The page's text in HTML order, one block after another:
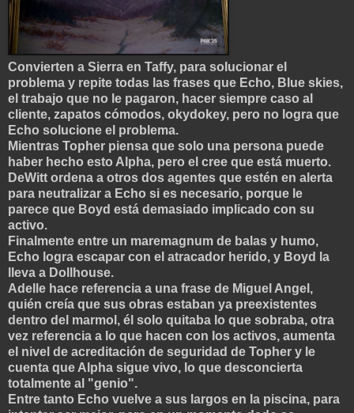
Convierten a Sierra en Taffy, para solucionar el
problema y repite todas las frases que Echo, Blue skies,
el trabajo que no le pagaron, hacer siempre caso al
cliente, zapatos cómodos, okydokey, pero no logra que
Echo solucione el problema.
Mientras Topher piensa que solo una persona puede
haber hecho esto Alpha, pero el cree que está muerto.
DeWitt ordena a otros dos agentes que estén en alerta
para neutralizar a Echo si es necesario, porque le
parece que Boyd está demasiado implicado con su
activo.
Finalmente entre un maremagnum de balas y humo,
Echo logra escapar con el atracador herido, y Boyd la
lleva a Dollhouse.
Adelle hace referencia a una frase de Miguel Angel,
quién creía que sus obras estaban ya preexistentes
dentro del marmol, él solo quitaba lo que sobraba, otra
vez referencia a lo que hacen con los activos, aumenta
el nivel de acreditación de seguridad de Topher y le
cuenta que Alpha sigue vivo, lo que desconcierta
totalmente al "genio".
Entre tanto Echo vuelve a sus largos en la piscina, para